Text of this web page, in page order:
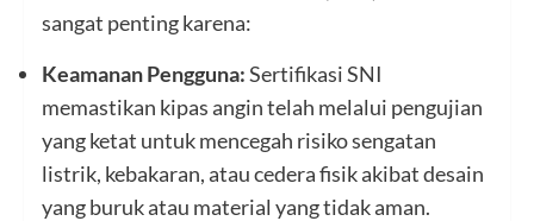
sangat penting karena:
Keamanan Pengguna:Sertifikasi SNI
memastikan kipas angin telah melalui pengujian
yang ketat untuk mencegah risiko sengatan
listrik, kebakaran, atau cedera fisik akibat desain
yang buruk atau material yang tidak aman.